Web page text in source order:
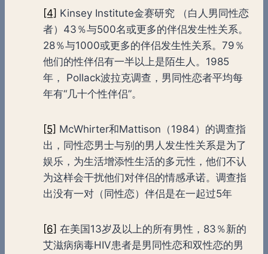
[4] Kinsey Institute金赛研究 （白人男同性恋
者）43％与500名或更多的伴侣发生性关系。
28％与1000或更多的伴侣发生性关系。79％
他们的性伴侣有一半以上是陌生人。1985
年， Pollack波拉克调查，男同性恋者平均每
年有“几十个性伴侣”。
[5] McWhirter和Mattison（1984）的调查指
出，同性恋男士与别的男人发生性关系是为了
娱乐，为生活增添性生活的多元性，他们不认
为这样会干扰他们对伴侣的情感承诺。调查指
出没有一对（同性恋）伴侣是在一起过5年
[6] 在美国13岁及以上的所有男性，83％新的
艾滋病病毒HIV患者是男同性恋和双性恋的男